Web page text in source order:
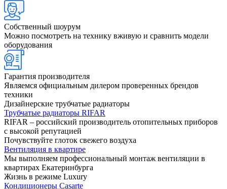
Собственный шоурум
Можно посмотреть на технику вживую и сравнить модели
оборудования
Гарантия производителя
Являемся официальным дилером проверенных брендов
техники
Дизайнерские трубчатые радиаторы
Трубчатые радиаторы RIFAR
RIFAR – российский производитель отопительных приборов
с высокой репутацией
Почувствуйте глоток свежего воздуха
Вентиляция в квартире
Мы выполняем профессиональный монтаж вентиляции в
квартирах Екатеринбурга
Жизнь в режиме Luxury
Кондиционеры Casarte